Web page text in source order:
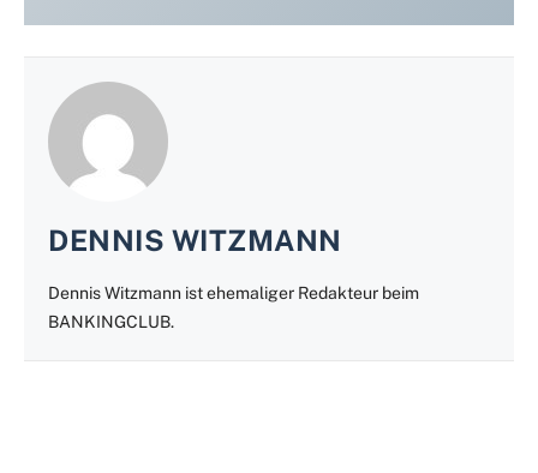
DENNIS WITZMANN
Dennis Witzmann ist ehemaliger Redakteur beim
BANKINGCLUB.